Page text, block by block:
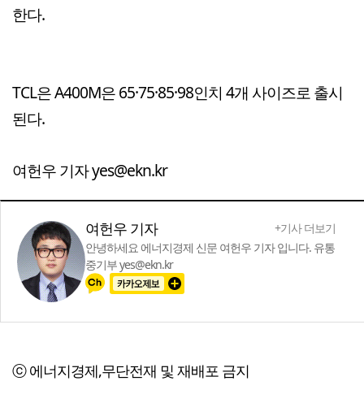
한다.
TCL은 A400M은 65·75·85·98인치 4개 사이즈로 출시
된다.
여헌우 기자 yes@ekn.kr
여헌우 기자
+기사 더보기
안녕하세요 에너지경제 신문 여헌우 기자 입니다. 유통
중기부 yes@ekn.kr
ⓒ 에너지경제,무단전재 및 재배포 금지